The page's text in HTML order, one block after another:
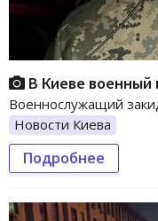
В Киеве военный
Военнослужащий
Новости Киева
Подробнее